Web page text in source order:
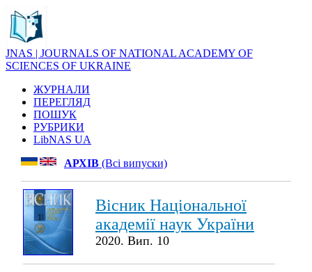
JNAS | JOURNALS OF NATIONAL ACADEMY OF
SCIENCES OF UKRAINE
ЖУРНАЛИ
ПЕРЕГЛЯД
ПОШУК
РУБРИКИ
LibNAS UA
АРХІВ (Всі випуски)
Вісник Національної
академії наук України
2020. Вип. 10